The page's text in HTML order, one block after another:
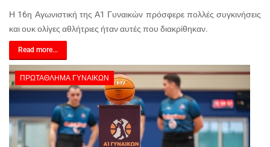
Η 16η Αγωνιστική της Α1 Γυναικών πρόσφερε πολλές συγκινήσεις
και ουκ ολίγες αθλήτριες ήταν αυτές που διακρίθηκαν.
Read more...
ΠΡΩΤΆΘΛΗΜΑ ΓΥΝΑΙΚΏΝ